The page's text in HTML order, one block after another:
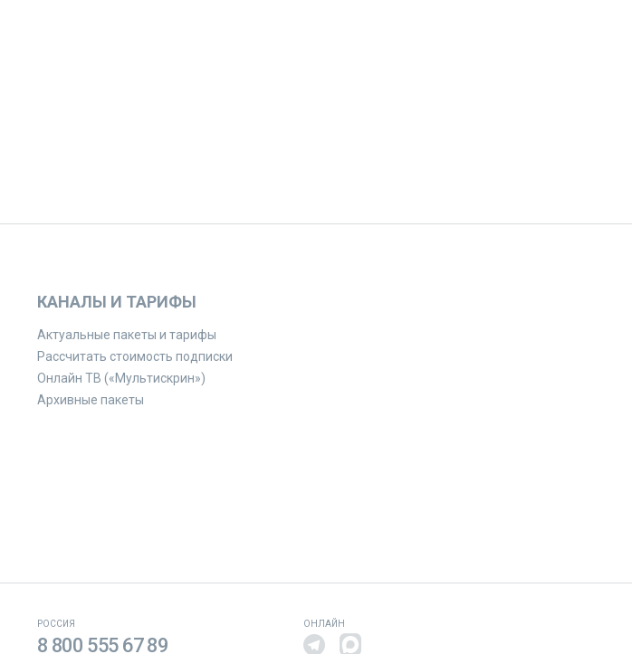
КАНАЛЫ И ТАРИФЫ
Актуальные пакеты и тарифы
Рассчитать стоимость подписки
Онлайн ТВ («Мультискрин»)
Архивные пакеты
РОССИЯ
8 800 555 67 89
ОНЛАЙН